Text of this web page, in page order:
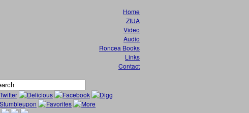
Home
ZIUA
Video
Audio
Roncea Books
Links
Contact